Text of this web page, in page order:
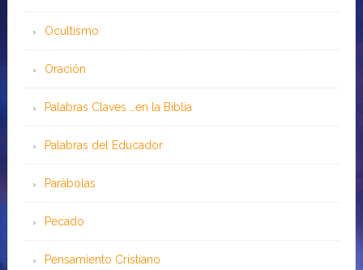
Ocultismo
Oración
Palabras Claves …en la Biblia
Palabras del Educador
Parábolas
Pecado
Pensamiento Cristiano